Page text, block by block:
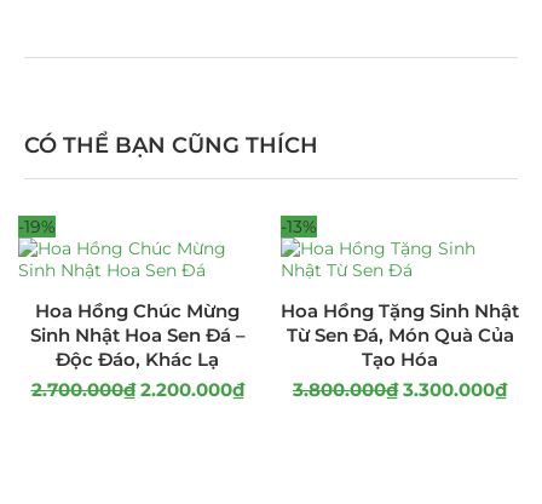
CÓ THỂ BẠN CŨNG THÍCH
-19%
Hoa Hồng Chúc Mừng
Sinh Nhật Hoa Sen Đá –
Độc Đáo, Khác Lạ
2.700.000₫ 2.200.000₫
-13%
Hoa Hồng Tặng Sinh Nhật
Từ Sen Đá, Món Quà Của
Tạo Hóa
3.800.000₫ 3.300.000₫